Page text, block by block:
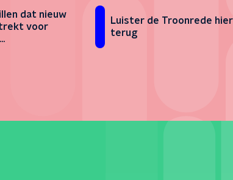
dat nieuw
voor
Luister de Troonrede hier
terug